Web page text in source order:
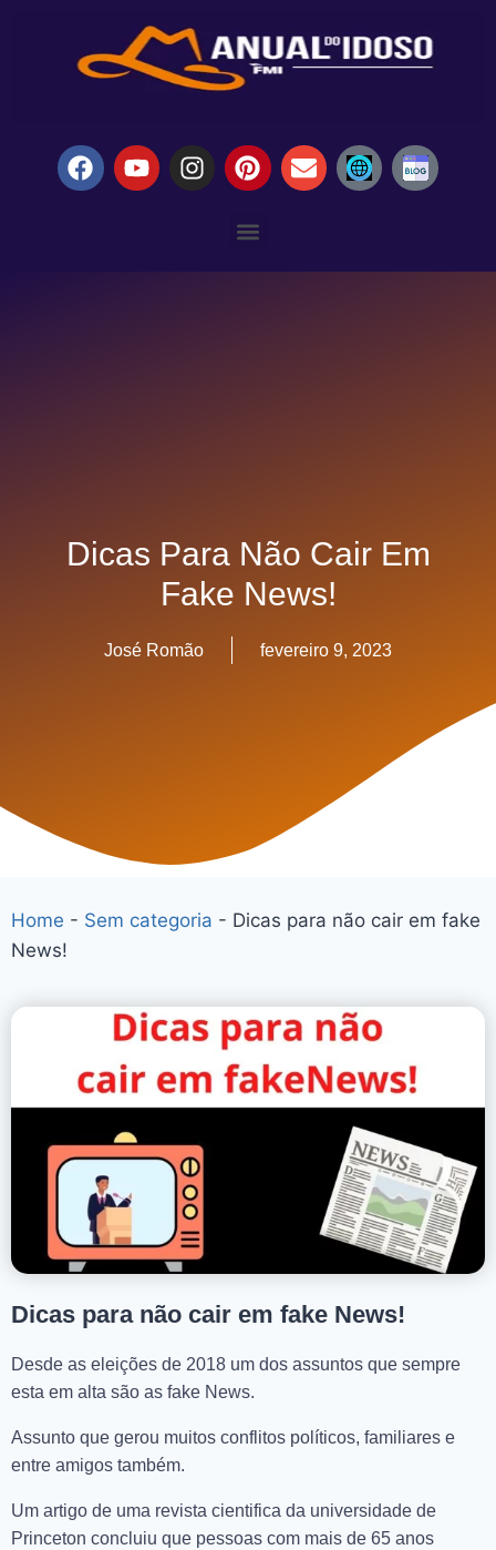
Dicas Para Não Cair Em
Fake News!
José Romão fevereiro 9, 2023
Home - Sem categoria - Dicas para não cair em fake
News!
Dicas para não cair em fake News!
Desde as eleições de 2018 um dos assuntos que sempre
esta em alta são as fake News.
Assunto que gerou muitos conflitos políticos, familiares e
entre amigos também.
Um artigo de uma revista cientifica da universidade de
Princeton concluiu que pessoas com mais de 65 anos